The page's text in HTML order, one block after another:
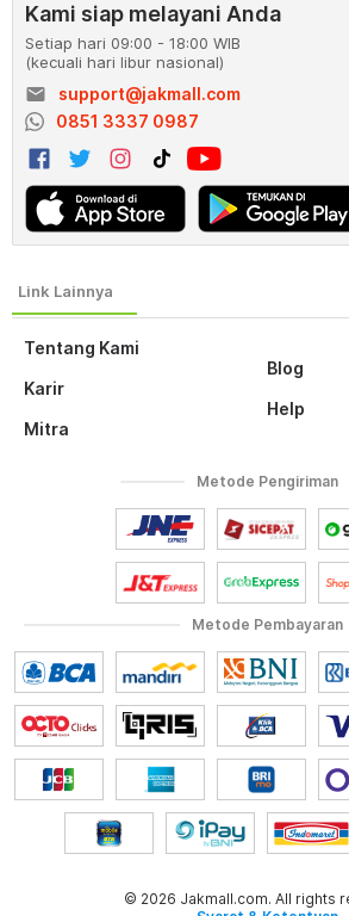
Tentang Kami
Karir
Mitra
Blog
Help
Kami siap melayani Anda
Setiap hari 09:00 - 18:00 WIB
(kecuali hari libur nasional)
email
support@jakmall.com
0851 3337 0987
Metode Pembayaran
Metode Pengiriman
© 2026 Jakmall.com. All rights